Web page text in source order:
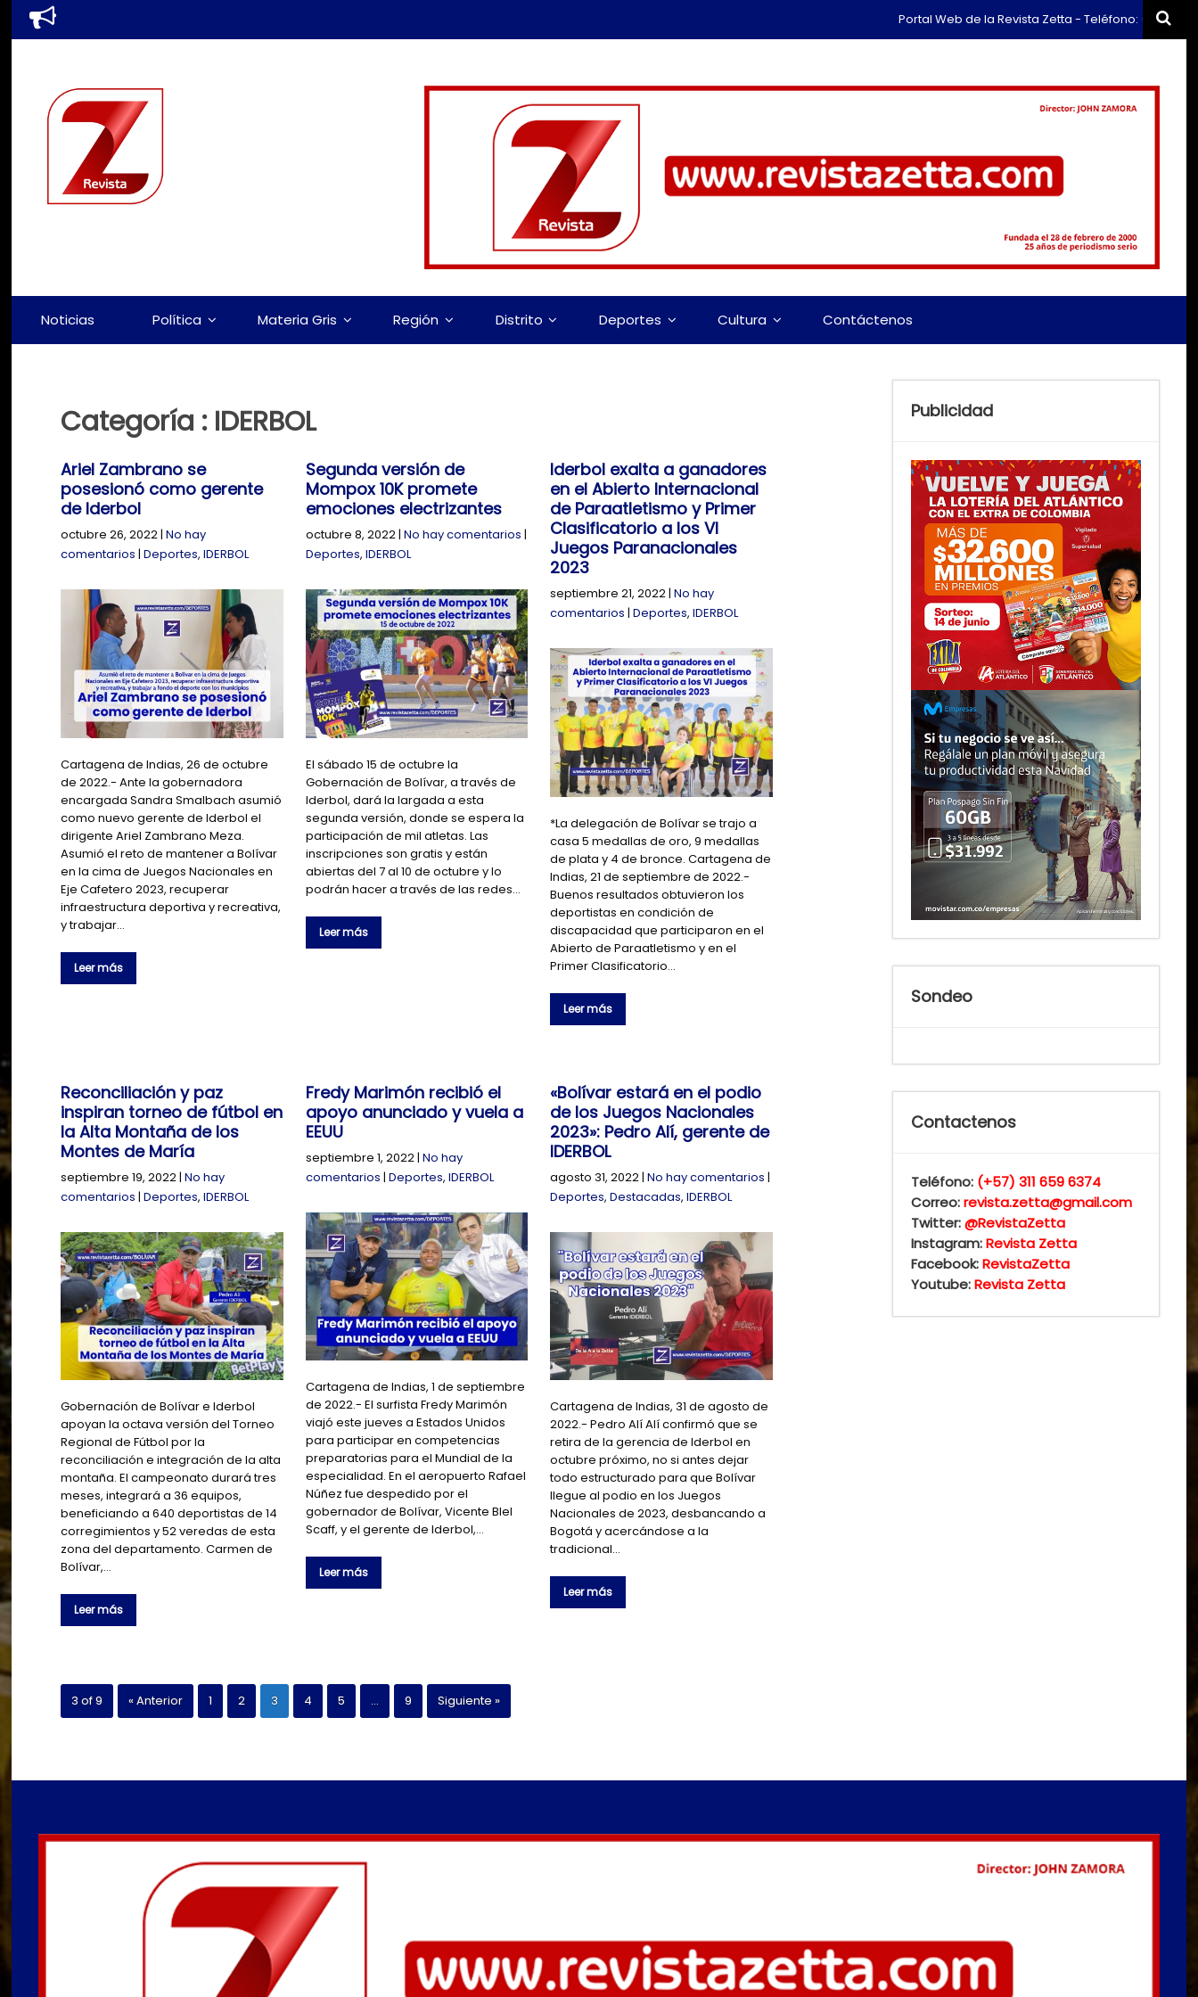
Portal Web de la Revista Zetta - Teléfono: (+57) 311 659
Noticias Política Materia Gris Región Distrito Deportes Cultura Contáctenos
Categoría : IDERBOL
Ariel Zambrano se
posesionó como gerente
de Iderbol
octubre 26, 2022 |No hay
comentarios |Deportes,IDERBOL
Cartagena de Indias, 26 de octubre
de 2022.- Ante la gobernadora
encargada Sandra Smalbach asumió
como nuevo gerente de Iderbol el
dirigente Ariel Zambrano Meza.
Asumió el reto de mantener a Bolívar
en la cima de Juegos Nacionales en
Eje Cafetero 2023, recuperar
infraestructura deportiva y recreativa,
y trabajar…
Leer más
Segunda versión de
Mompox 10K promete
emociones electrizantes
octubre 8, 2022 | No hay comentarios |
Deportes, IDERBOL
El sábado 15 de octubre la
Gobernación de Bolívar, a través de
Iderbol, dará la largada a esta
segunda versión, donde se espera la
participación de mil atletas. Las
inscripciones son gratis y están
abiertas del 7 al 10 de octubre y lo
podrán hacer a través de las redes…
Leer más
Iderbol exalta a ganadores
en el Abierto Internacional
de Paraatletismo y Primer
Clasificatorio a los VI
Juegos Paranacionales
2023
septiembre 21, 2022 |No hay
comentarios |Deportes,IDERBOL
*La delegación de Bolívar se trajo a
casa 5 medallas de oro, 9 medallas
de plata y 4 de bronce. Cartagena de
Indias, 21 de septiembre de 2022.-
Buenos resultados obtuvieron los
deportistas en condición de
discapacidad que participaron en el
Abierto de Paraatletismo y en el
Primer Clasificatorio…
Leer más
Reconciliación y paz
inspiran torneo de fútbol en
la Alta Montaña de los
Montes de María
septiembre 19, 2022|No hay
comentarios |Deportes,IDERBOL
Gobernación de Bolívar e Iderbol
apoyan la octava versión del Torneo
Regional de Fútbol por la
reconciliación e integración de la alta
montaña. El campeonato durará tres
meses, integrará a 36 equipos,
beneficiando a 640 deportistas de 14
corregimientos y 52 veredas de esta
zona del departamento. Carmen de
Bolívar,…
Leer más
Fredy Marimón recibió el
apoyo anunciado y vuela a
EEUU
septiembre 1, 2022| No hay
comentarios | Deportes, IDERBOL
Cartagena de Indias, 1 de septiembre
de 2022.- El surfista Fredy Marimón
viajó este jueves a Estados Unidos
para participar en competencias
preparatorias para el Mundial de la
especialidad. En el aeropuerto Rafael
Núñez fue despedido por el
gobernador de Bolívar, Vicente Blel
Scaff, y el gerente de Iderbol,…
Leer más
«Bolívar estará en el podio
de los Juegos Nacionales
2023»: Pedro Alí, gerente de
IDERBOL
agosto 31, 2022|No hay comentarios |
Deportes,Destacadas,IDERBOL
Cartagena de Indias, 31 de agosto de
2022.- Pedro Alí Alí confirmó que se
retira de la gerencia de Iderbol en
octubre próximo, no si antes dejar
todo estructurado para que Bolívar
llegue al podio en los Juegos
Nacionales de 2023, desbancando a
Bogotá y acercándose a la
tradicional…
Leer más
3 of 9 « Anterior 1 2 3 4 5 … 9 Siguiente »
Publicidad
Sondeo
Contactenos
Teléfono: (+57) 311 659 6374
Correo:revista.zetta@gmail.com
Twitter:@RevistaZetta
Instagram:Revista Zetta
Facebook:RevistaZetta
Youtube:Revista Zetta